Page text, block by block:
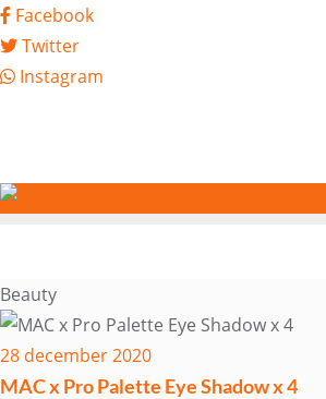
Ga
naar
de
Facebook
Twitter
Instagram
Beauty
28 december 2020
MAC x Pro Palette Eye Shadow x 4